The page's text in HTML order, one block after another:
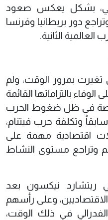
بشكل يعكس صعود
دور بريطانيا وفرنسا
الثانية.
تغيرت بمرور الوقت، ولم
بالتزاماتها القائمة
خاصة في ظل ضغوط الحرب
سابقاً وتكلفة حرب فيتنام،
اقتصادية مهمة على
وتراجع مستوى النشاط
ريتشارد نيكسون بعد
وعلى رأسهم
الفدرالي في ذلك الوقت،